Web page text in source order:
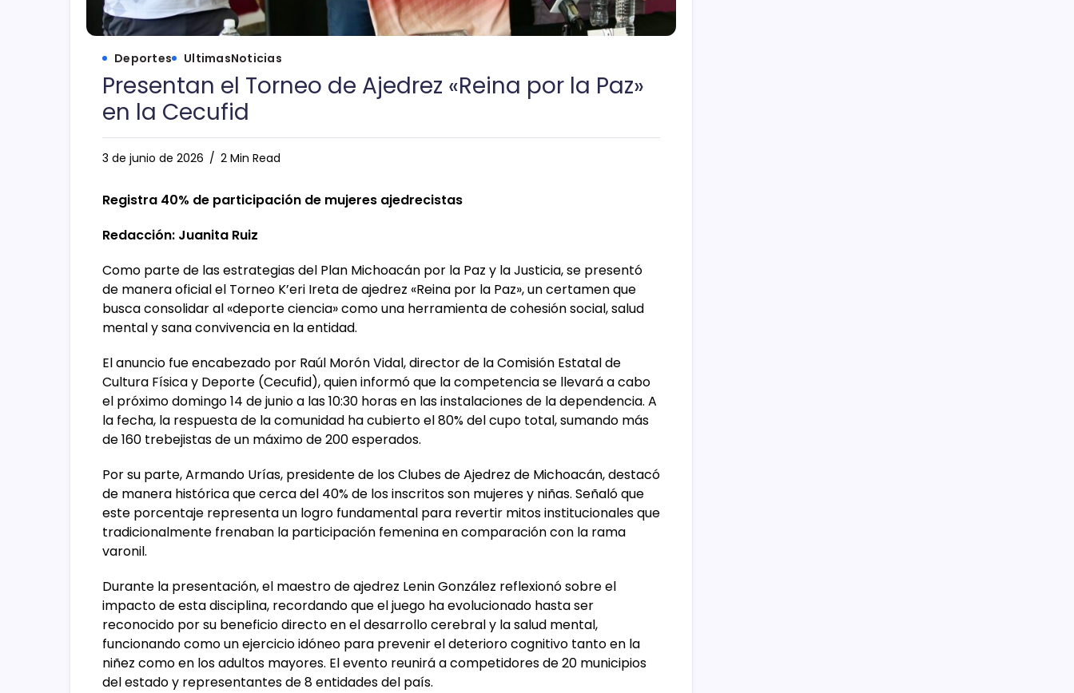
Deportes UltimasNoticias
Presentan el Torneo de Ajedrez «Reina por la Paz»
en la Cecufid
3 de junio de 2026 2 Min Read
Registra 40% de participación de mujeres ajedrecistas
Redacción: Juanita Ruiz
Como parte de las estrategias del Plan Michoacán por la Paz y la Justicia, se presentó
de manera oficial el Torneo K’eri Ireta de ajedrez «Reina por la Paz», un certamen que
busca consolidar al «deporte ciencia» como una herramienta de cohesión social, salud
mental y sana convivencia en la entidad.
El anuncio fue encabezado por Raúl Morón Vidal, director de la Comisión Estatal de
Cultura Física y Deporte (Cecufid), quien informó que la competencia se llevará a cabo
el próximo domingo 14 de junio a las 10:30 horas en las instalaciones de la dependencia. A
la fecha, la respuesta de la comunidad ha cubierto el 80% del cupo total, sumando más
de 160 trebejistas de un máximo de 200 esperados.
Por su parte, Armando Urías, presidente de los Clubes de Ajedrez de Michoacán, destacó
de manera histórica que cerca del 40% de los inscritos son mujeres y niñas. Señaló que
este porcentaje representa un logro fundamental para revertir mitos institucionales que
tradicionalmente frenaban la participación femenina en comparación con la rama
varonil.
Durante la presentación, el maestro de ajedrez Lenin González reflexionó sobre el
impacto de esta disciplina, recordando que el juego ha evolucionado hasta ser
reconocido por su beneficio directo en el desarrollo cerebral y la salud mental,
funcionando como un ejercicio idóneo para prevenir el deterioro cognitivo tanto en la
niñez como en los adultos mayores. El evento reunirá a competidores de 20 municipios
del estado y representantes de 8 entidades del país.